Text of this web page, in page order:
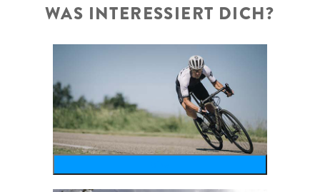
WAS INTERESSIERT DICH?